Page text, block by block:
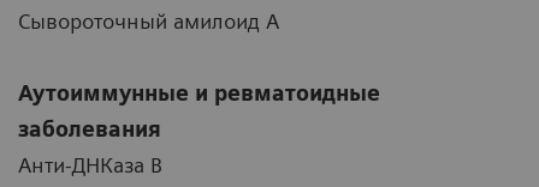
Сывороточный амилоид А
Аутоиммунные и ревматоидные
заболевания
Анти-ДНКаза B